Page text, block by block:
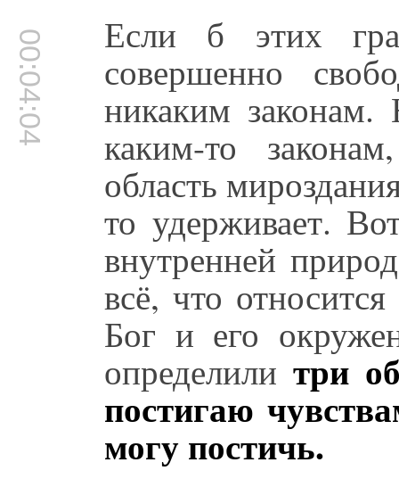
00:04:04 Если б этих
совершенно
никаким
каким-то
область
то удерживает.
внутренней
всё, что
Бог и его
определилитри
постигаю
могу постичь.